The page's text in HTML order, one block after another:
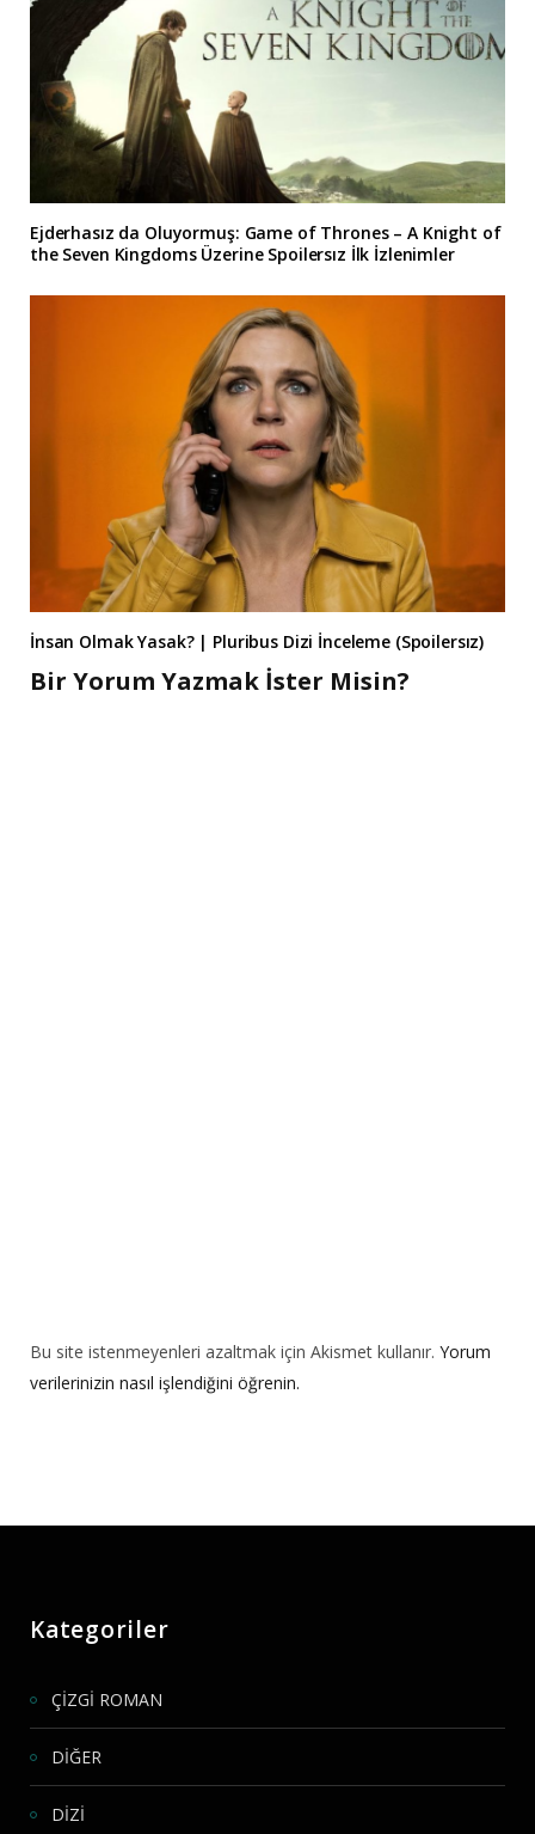
Ejderhasız da Oluyormuş: Game of Thrones – A Knight of
the Seven Kingdoms Üzerine Spoilersız İlk İzlenimler
İnsan Olmak Yasak? | Pluribus Dizi İnceleme (Spoilersız)
Bir Yorum Yazmak İster Misin?
Bu site istenmeyenleri azaltmak için Akismet kullanır. Yorum
verilerinizin nasıl işlendiğini öğrenin.
Kategoriler
ÇİZGİ ROMAN
DİĞER
DİZİ